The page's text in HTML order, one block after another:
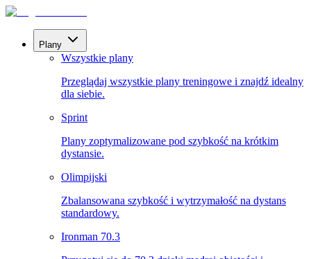
Plany
Wszystkie plany
Przeglądaj wszystkie plany treningowe i znajdź idealny
dla siebie.
Sprint
Plany zoptymalizowane pod szybkość na krótkim
dystansie.
Olimpijski
Zbalansowana szybkość i wytrzymałość na dystans
standardowy.
Ironman 70.3